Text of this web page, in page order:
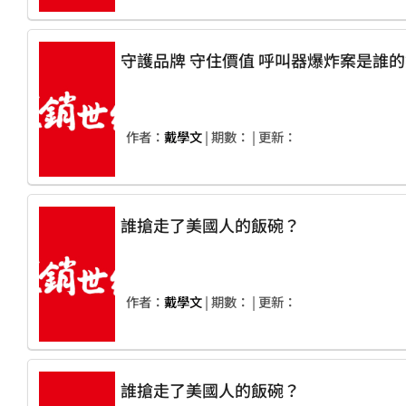
守護品牌 守住價值 呼叫器爆炸
作者： 戴學文| 期數： | 更新：
誰搶走了美國人的飯碗？
作者： 戴學文| 期數： | 更新：
誰搶走了美國人的飯碗？